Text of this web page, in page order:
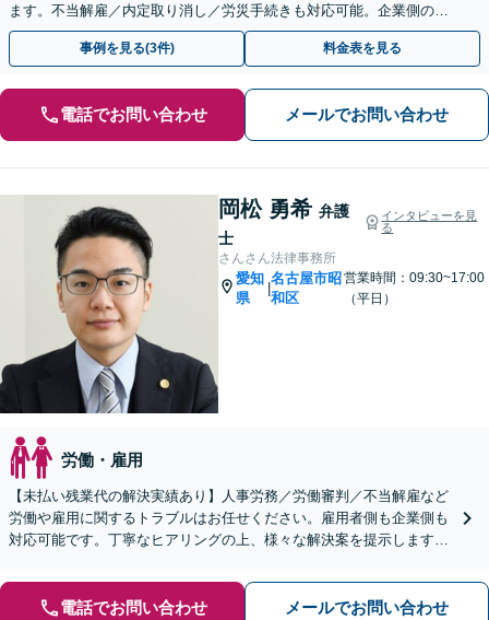
ます。不当解雇／内定取り消し／労災手続きも対応可能。企業側のご
相談も対応可【初回相談無料】
事例を見る(3件) 料金表を見る
電話でお問い合わせ メールでお問い合わせ
岡松 勇希 弁護
士
インタビューを見
る
さんさん法律事務所
愛知
県
名古屋市昭
和区
営業時間：09:30~17:00
（平日）
労働・雇用
【未払い残業代の解決実績あり】人事労務／労働審判／不当解雇など
労働や雇用に関するトラブルはお任せください。雇用者側も企業側も
対応可能です。丁寧なヒアリングの上、様々な解決案を提示します
電話でお問い合わせ メールでお問い合わせ